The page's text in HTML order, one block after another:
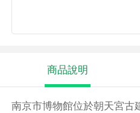
商品說明
南京市博物館位於朝天宮古